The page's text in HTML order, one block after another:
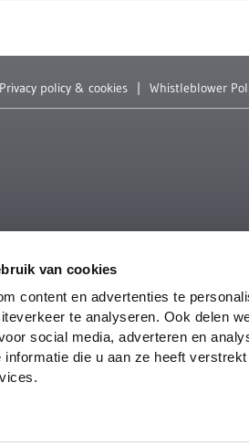
van cookies
content en advertenties te
te analyseren. Ook delen
social media, adverteren en
informatie die u aan ze heeft
Privacy policy & cookies Whistleblower
klimaatbescherming zijn
bedrijfsfilosofie van
World of Sustainability beter
Duurzaamheid